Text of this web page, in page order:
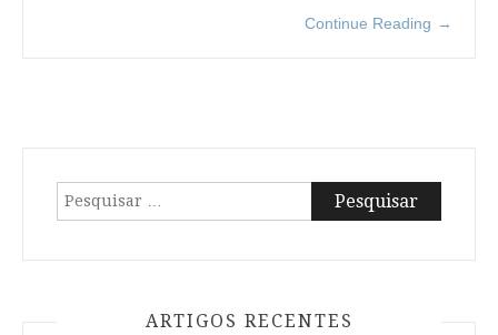
Continue Reading →
Pesquisar
por:
ARTIGOS RECENTES